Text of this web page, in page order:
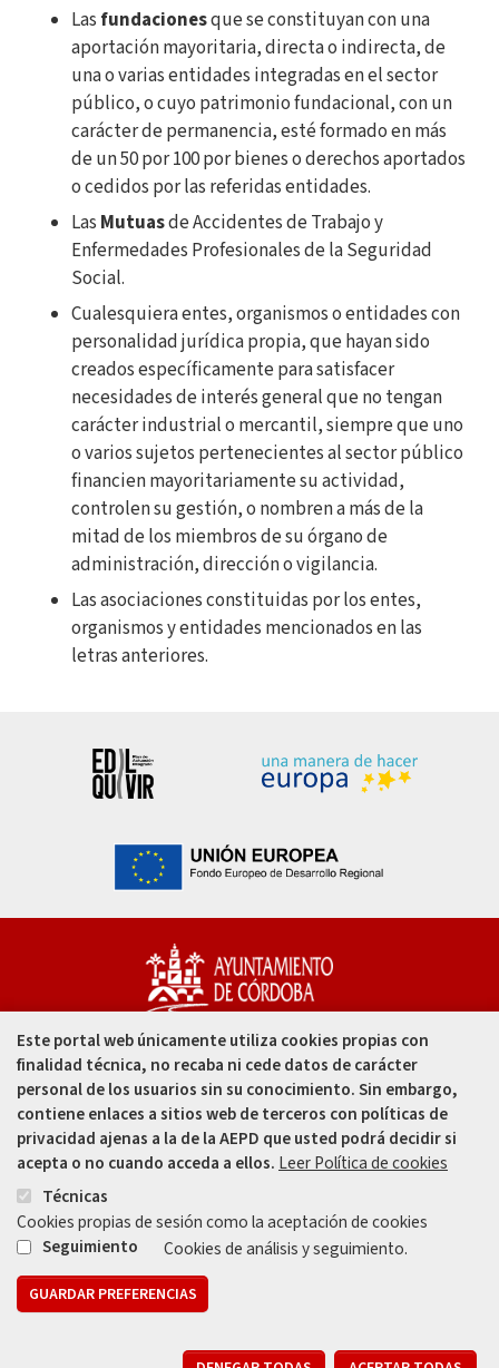
Las fundacionesque se constituyan con una
aportación mayoritaria, directa o indirecta, de
una o varias entidades integradas en el sector
público, o cuyo patrimonio fundacional, con un
carácter de permanencia, esté formado en más
de un 50 por 100 por bienes o derechos aportados
o cedidos por las referidas entidades.
Las Mutuasde Accidentes de Trabajo y
Enfermedades Profesionales de la Seguridad
Social.
Cualesquiera entes, organismos o entidades con
personalidad jurídica propia, que hayan sido
creados específicamente para satisfacer
necesidades de interés general que no tengan
carácter industrial o mercantil, siempre que uno
o varios sujetos pertenecientes al sector público
financien mayoritariamente su actividad,
controlen su gestión, o nombren a más de la
mitad de los miembros de su órgano de
administración, dirección o vigilancia.
Las asociaciones constituidas por los entes,
organismos y entidades mencionados en las
letras anteriores.
Capitulares, 1. 14002
Córdoba - España
957 49 99 00
957 47 80 50
EnlaceEnlace
Mapa web Aviso legal
Registros de Actividades de Tratamiento
Este portal web únicamente utiliza cookies propias con
finalidad técnica, no recaba ni cede datos de carácter
personal de los usuarios sin su conocimiento. Sin embargo,
contiene enlaces a sitios web de terceros con políticas de
privacidad ajenas a la de la AEPD que usted podrá decidir si
acepta o no cuando acceda a ellos. Leer Política de cookies
Técnicas
Cookies propias de sesión como la aceptación de cookies
Seguimiento
Cookies de análisis y seguimiento.
GUARDAR PREFERENCIAS